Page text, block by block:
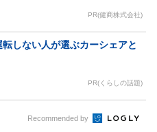
PR(健商株式会社)
転しない人が選ぶカーシェアと
PR(くらしの話題)
Recommended by